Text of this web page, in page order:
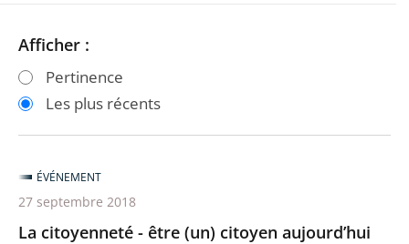
Passer
les
filtres
après
Passer
les
filtres
avant
Afficher :
Pertinence
Les plus récents
La citoyenneté - être (un) citoyen aujourd’hui
ÉVÉNEMENT
27 septembre 2018